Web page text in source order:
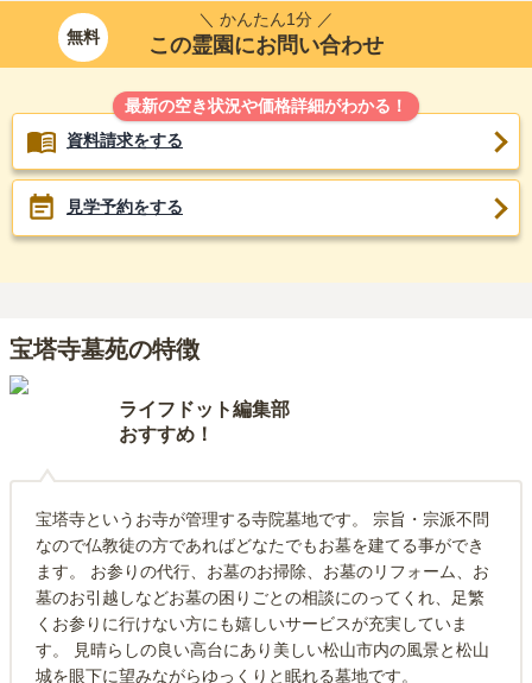
無料
＼ かんたん1分 ／
この霊園にお問い合わせ
最新の空き状況や価格詳細がわかる！
資料請求をする
見学予約をする
宝塔寺墓苑の特徴
ライフドット編集部
おすすめ！
宝塔寺というお寺が管理する寺院墓地です。 宗旨・宗派不問
なので仏教徒の方であればどなたでもお墓を建てる事ができ
ます。 お参りの代行、お墓のお掃除、お墓のリフォーム、お
墓のお引越しなどお墓の困りごとの相談にのってくれ、足繁
くお参りに行けない方にも嬉しいサービスが充実していま
す。 見晴らしの良い高台にあり美しい松山市内の風景と松山
城を眼下に望みながらゆっくりと眠れる墓地です。